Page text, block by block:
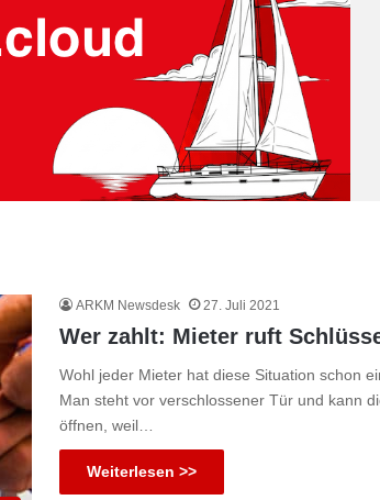
ARKM Newsdesk 27. Juli 2021
Wer zahlt: Mieter ruft
Wohl jeder Mieter hat diese Situation schon
Man steht vor verschlossener Tür und kann
öffnen, weil…
Weiterlesen >>